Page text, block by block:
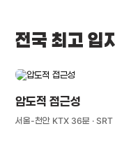
전국 최고 입
압도적 접근성
서울-천안 KTX 36분 · SRT